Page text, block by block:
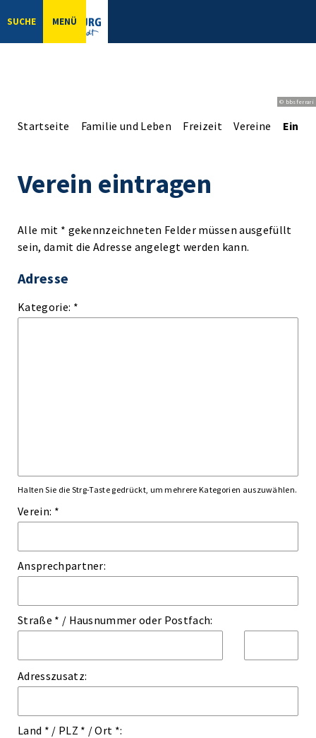
SUCHE MENÜ
© bbsferrari
Startseite Familie und Leben Freizeit Vereine
Verein eintragen
Alle mit * gekennzeichneten Felder müssen ausgefüllt
sein, damit die Adresse angelegt werden kann.
Adresse
Kategorie: *
Halten Sie die Strg-Taste gedrückt, um mehrere Kategorien auszuwählen.
Verein: *
Ansprechpartner:
Straße * / Hausnummer oder Postfach:
Adresszusatz:
Land * / PLZ * /Ort *: